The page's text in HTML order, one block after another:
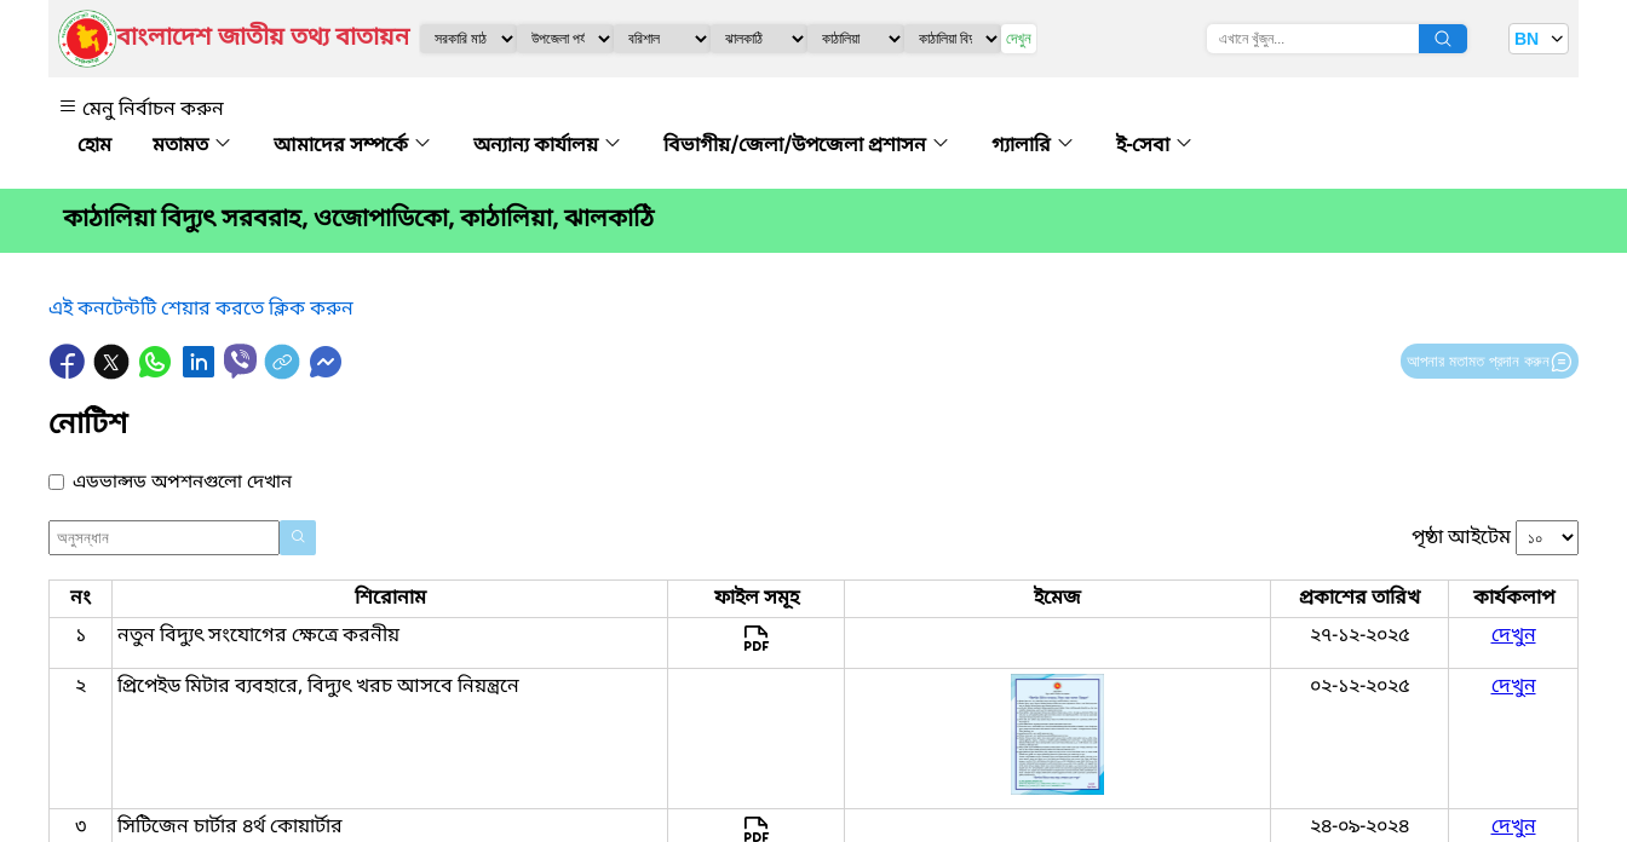
বাংলাদেশ জাতীয় তথ্য বাতায়ন দেখুন BN
মেনু নির্বাচন করুন
মতামত
আমাদের সম্পর্কে অন্যান্য কার্যালয় বিভাগীয়/জেলা/উপজেলা প্রশাসন গ্যালারি ই-সেবা
কাঠালিয়া বিদ্যুৎ সরবরাহ, ওজোপাডিকো, কাঠালিয়া, ঝালকাঠি
এই কনটেন্টটি শেয়ার করতে ক্লিক করুন
আপনার মতামত প্রদান করুন
নোটিশ
এডভান্সড অপশনগুলো দেখান
পৃষ্ঠা আইটেম
নং শিরোনাম ফাইল সমূহ ইমেজ প্রকাশের তারিখ
কার্যকলাপ
১
নতুন বিদ্যুৎ সংযোগের ক্ষেত্রে করনীয় ২৭-১২-২০২৫
দেখুন
২
প্রিপেইড মিটার ব্যবহারে, বিদ্যুৎ খরচ আসবে নিয়ন্ত্রনে ০২-১২-২০২৫ দেখুন
৩ সিটিজেন চার্টার ৪র্থ কোয়ার্টার ২৪-০৯-২০২৪
দেখুন